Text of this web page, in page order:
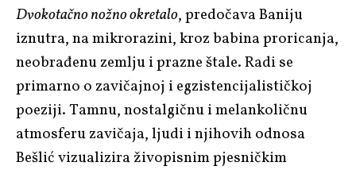
Dvokotačno nožno okretalo, predočava Baniju
iznutra, na mikrorazini, kroz babina proricanja,
neobrađenu zemlju i prazne štale. Radi se
primarno o zavičajnoj i egzistencijalističkoj
poeziji. Tamnu, nostalgičnu i melankoličnu
atmosferu zavičaja, ljudi i njihovih odnosa
Bešlić vizualizira živopisnim pjesničkim